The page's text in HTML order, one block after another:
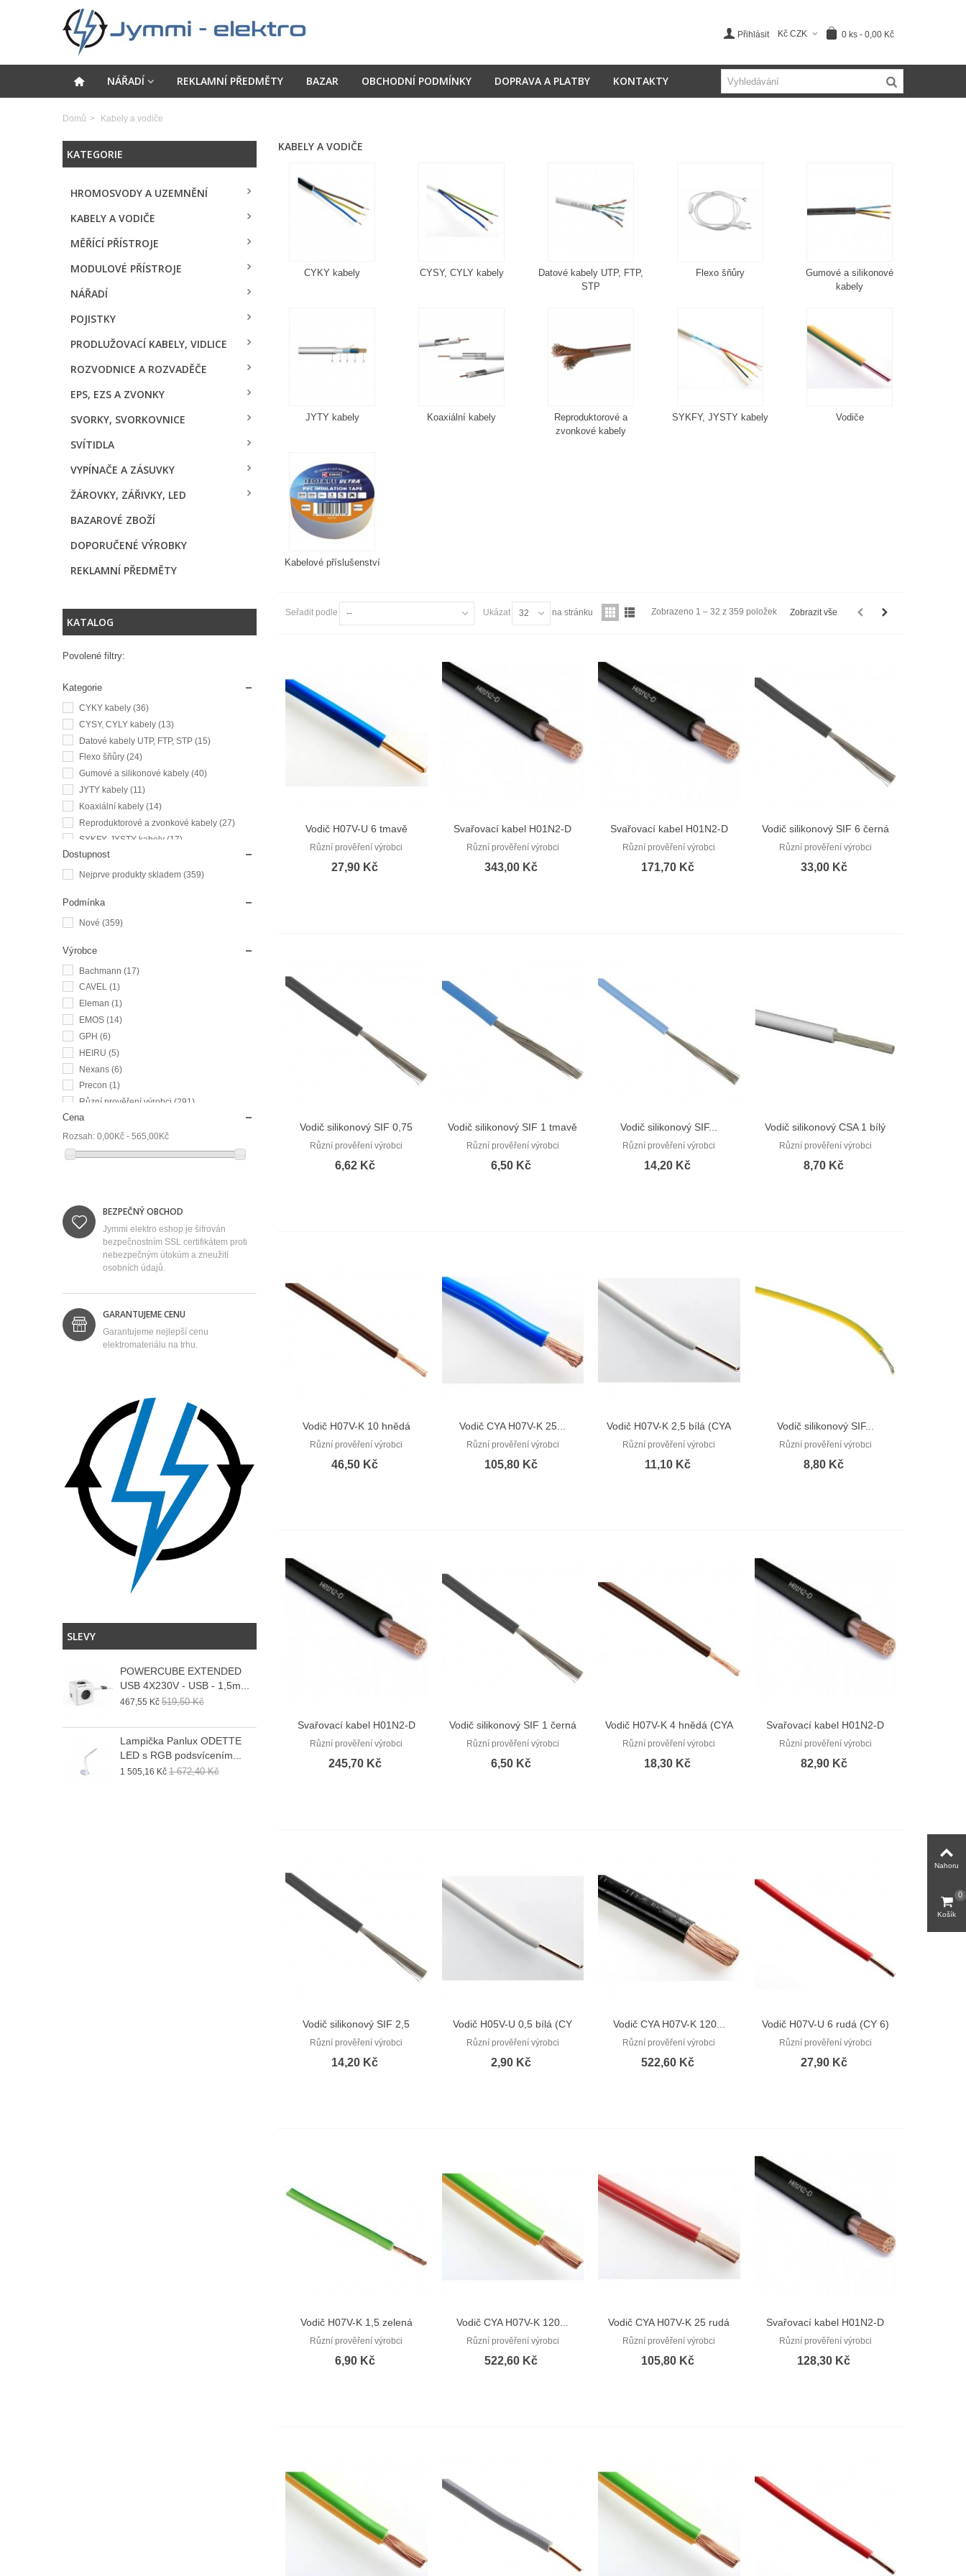
0 ks - 0,00 Kč
Kč CZK
Přihlásit
NÁŘADÍ REKLAMNÍ PŘEDMĚTY BAZAR OBCHODNÍ PODMÍNKY DOPRAVA A PLATBY KONTAKTY
Domů > Kabely a vodiče
KATEGORIE
HROMOSVODY A UZEMNĚNÍ
KABELY A VODIČE
MĚŘÍCÍ PŘÍSTROJE
MODULOVÉ PŘÍSTROJE
NÁŘADÍ
POJISTKY
PRODLUŽOVACÍ KABELY, VIDLICE
ROZVODNICE A ROZVADĚČE
EPS, EZS A ZVONKY
SVORKY, SVORKOVNICE
SVÍTIDLA
VYPÍNAČE A ZÁSUVKY
ŽÁROVKY, ZÁŘIVKY, LED
BAZAROVÉ ZBOŽÍ
DOPORUČENÉ VÝROBKY
REKLAMNÍ PŘEDMĚTY
KATALOG
Povolené filtry:
Kategorie
CYKY kabely (36)
CYSY, CYLY kabely (13)
Datové kabely UTP, FTP, STP (15)
Flexo šňůry (24)
Gumové a silikonové kabely (40)
JYTY kabely (11)
Koaxiální kabely (14)
Reproduktorové a zvonkové kabely (27)
SYKFY, JYSTY kabely (17)
Vodiče(155)
Kabelové příslušenství(7)
Dostupnost
Nejprve produkty skladem (359)
Podmínka
Nové (359)
Výrobce
Bachmann (17)
CAVEL (1)
Eleman (1)
EMOS (14)
GPH (6)
HEIRU (5)
Nexans (6)
Precon (1)
Různí prověření výrobci (291)
Solarix
Cena
Rozsah: 0,00Kč - 565,00Kč
BEZPEČNÝ OBCHOD
Jymmi elektro eshop je šifrován
bezpečnostním SSL certifikátem proti
nebezpečným útokúm a zneužití
osobních údajů.
GARANTUJEME CENU
Garantujeme nejlepší cenu
elektromateriálu na trhu.
SLEVY
POWERCUBE EXTENDED
USB 4X230V - USB - 1,5m...
467,55 Kč 519,50 Kč
Lampička Panlux ODETTE
LED s RGB podsvícením...
1 505,16 Kč 1 672,40 Kč
KABELY A VODIČE
CYKY kabely CYSY, CYLY kabely
Datové kabely UTP, FTP,
STP
Flexo šňůry
Gumové a silikonové
kabely
JYTY kabely Koaxiální kabely
Reproduktorové a
zvonkové kabely
SYKFY, JYSTY kabely Vodiče
Kabelové příslušenství
Seřadit podle -- Ukázat 32 na stránku Zobrazit vše
Zobrazeno 1 – 32 z 359 položek
Rychlý náhled
Vodič H07V-U 6 tmavě
modrá (CY 6)
Různí prověření výrobci
27,90 Kč
Rychlý náhled
Svařovací kabel H01N2-D
1x70
Různí prověření výrobci
343,00 Kč
Rychlý náhled
Svařovací kabel H01N2-D
1x35
Různí prověření výrobci
171,70 Kč
Rychlý náhled
Vodič silikonový SIF 6 černá
Různí prověření výrobci
33,00 Kč
Rychlý náhled
Vodič silikonový SIF 0,75
černá
Různí prověření výrobci
6,62 Kč
Rychlý náhled
Vodič silikonový SIF 1 tmavě
modrá
Různí prověření výrobci
6,50 Kč
Rychlý náhled
Vodič silikonový SIF...
Různí prověření výrobci
14,20 Kč
Rychlý náhled
Vodič silikonový CSA 1 bílý
V05S-K
Různí prověření výrobci
8,70 Kč
Rychlý náhled
Vodič H07V-K 10 hnědá
(CYA 10)
Různí prověření výrobci
46,50 Kč
Rychlý náhled
Vodič CYA H07V-K 25...
Různí prověření výrobci
105,80 Kč
Rychlý náhled
Vodič H07V-K 2,5 bílá (CYA
2,5)
Různí prověření výrobci
11,10 Kč
Rychlý náhled
Vodič silikonový SIF...
Různí prověření výrobci
8,80 Kč
Rychlý náhled
Svařovací kabel H01N2-D
1x50
Různí prověření výrobci
245,70 Kč
Rychlý náhled
Vodič silikonový SIF 1 černá
Různí prověření výrobci
6,50 Kč
Rychlý náhled
Vodič H07V-K 4 hnědá (CYA
4)
Různí prověření výrobci
18,30 Kč
Rychlý náhled
Svařovací kabel H01N2-D
1x16
Různí prověření výrobci
82,90 Kč
Rychlý náhled
Vodič silikonový SIF 2,5
černá
Různí prověření výrobci
14,20 Kč
Rychlý náhled
Vodič H05V-U 0,5 bílá (CY
0,5)
Různí prověření výrobci
2,90 Kč
Rychlý náhled
Vodič CYA H07V-K 120...
Různí prověření výrobci
522,60 Kč
Rychlý náhled
Vodič H07V-U 6 rudá (CY 6)
Různí prověření výrobci
27,90 Kč
Rychlý náhled
Vodič H07V-K 1,5 zelená
(CYA 1,5)
Různí prověření výrobci
6,90 Kč
Rychlý náhled
Vodič CYA H07V-K 120...
Různí prověření výrobci
522,60 Kč
Rychlý náhled
Vodič CYA H07V-K 25 rudá
(CYA 25)
Různí prověření výrobci
105,80 Kč
Rychlý náhled
Svařovací kabel H01N2-D
1x25
Různí prověření výrobci
128,30 Kč
Nahoru
Košík
0